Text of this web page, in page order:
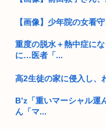
おばさんとセクロスし
女性の水筒に下半身を
歳男性...
すまん、独身のケンモ
キャバ嬢の首吊り動画
【画像】少年院の女看
重度の脱水＋熱中症に
に…医者「...
高2生徒の家に侵入し、
B’z「重いマーシャル運
ん「マ...